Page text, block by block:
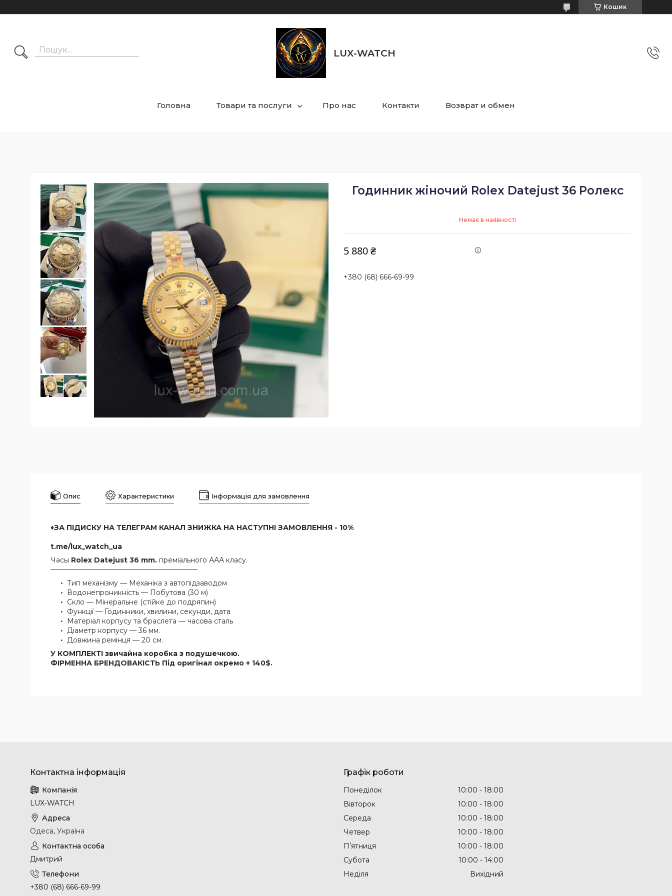
Кошик
LUX-WATCH
Головна Товари та послуги Про нас Контакти Возврат и обмен
Годинник жіночий Rolex Datejust 36 Ролекс
Немає в наявності
5 880 ₴
+380 (68) 666-69-99
Опис Характеристики Інформація для замовлення
♦️ЗА ПІДИСКУ НА ТЕЛЕГРАМ КАНАЛ ЗНИЖКА НА НАСТУПНІ ЗАМОВЛЕННЯ - 10%
t.me/lux_watch_ua
Часы Rolex Datejust 36 mm. преміального ААА класу.
—————————————————————
Тип механізму — Механіка з автопідзаводом
Водонепроникність — Побутова (30 м)
Скло — Мінеральне (стійке до подряпин)
Функції — Годинники, хвилини, секунди, дата
Матеріал корпусу та браслета — часова сталь
Діаметр корпусу — 36 мм.
Довжина ремінця — 20 см.
У КОМПЛЕКТІ звичайна коробка з подушечкою.
ФІРМЕННА БРЕНДОВАКІСТЬ Під оригінал окремо + 140$.
LUX-WATCH
Одеса, Україна
Дмитрий
+380 (68) 666-69-99
Графік роботи
Понеділок 10:00
18:00
Вівторок
10:00
18:00
Середа
10:00
18:00
Четвер
10:00
18:00
Пʼятниця
10:00
18:00
Субота
10:00
14:00
Неділя
Вихідний